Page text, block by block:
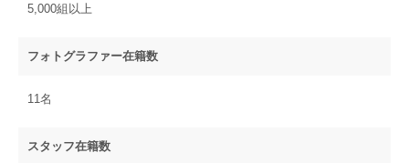
5,000組以上
フォトグラファー在籍数
11名
スタッフ在籍数